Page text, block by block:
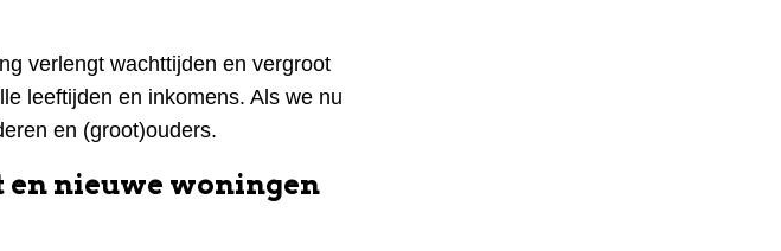
verlengt wachttijden en vergroot
leeftijden en inkomens. Als we nu
en (groot)ouders.
nieuwe woningen